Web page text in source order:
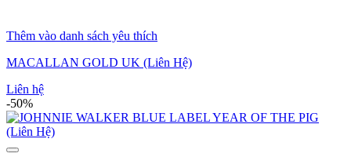
Thêm vào danh sách yêu thích
MACALLAN GOLD UK (Liên Hệ)
Liên hệ
-50%